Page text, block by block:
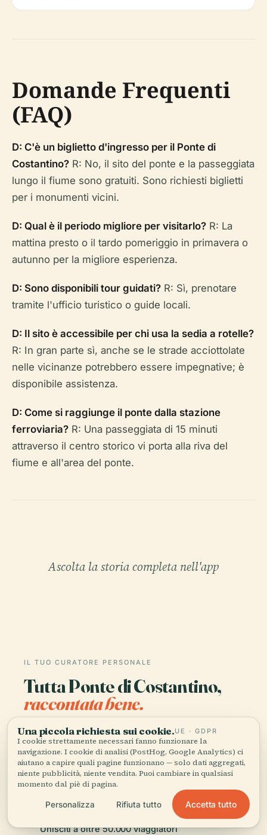
Domande Frequenti
(FAQ)
D: C'è un biglietto d'ingresso per il Ponte di
Costantino? R: No, il sito del ponte e la passeggiata
lungo il fiume sono gratuiti. Sono richiesti biglietti
per i monumenti vicini.
D: Qual è il periodo migliore per visitarlo? R: La
mattina presto o il tardo pomeriggio in primavera o
autunno per la migliore esperienza.
D: Sono disponibili tour guidati? R: Sì, prenotare
tramite l'ufficio turistico o guide locali.
D: Il sito è accessibile per chi usa la sedia a rotelle?
R: In gran parte sì, anche se le strade acciottolate
nelle vicinanze potrebbero essere impegnative; è
disponibile assistenza.
D: Come si raggiunge il ponte dalla stazione
ferroviaria? R: Una passeggiata di 15 minuti
attraverso il centro storico vi porta alla riva del
fiume e all'area del ponte.
Ascolta la storia completa nell'app
IL TUO CURATORE PERSONALE
Tutta Ponte di Costantino,
raccontata bene.
Guide audio per oltre 1.100 città in 96 paesi.
Storia, racconti e conoscenza locale —
disponibili offline.
Unisciti a oltre 50.000 viaggiatori
Una piccola richiesta sui cookie.UE · GDPR
I cookie strettamente necessari fanno funzionare la
navigazione. I cookie di analisi (PostHog, Google Analytics) ci
aiutano a capire quali pagine funzionano — solo dati aggregati,
niente pubblicità, niente vendita. Puoi cambiare in qualsiasi
momento dal piè di pagina.
Personalizza Rifiuta tutto Accetta tutto